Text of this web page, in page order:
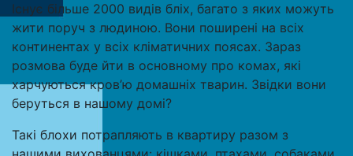
Існує більше 2000 видів бліх, багато з яких можуть
жити поруч з людиною. Вони поширені на всіх
континентах у всіх кліматичних поясах. Зараз
розмова буде йти в основному про комах, які
харчуються кров’ю домашніх тварин. Звідки вони
беруться в нашому домі?
Такі блохи потрапляють в квартиру разом з